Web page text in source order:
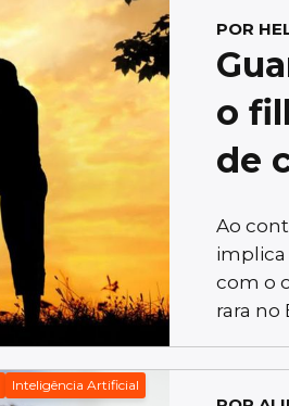
POR
o
de
Ao
implica
com o
rara no
Inteligência Artificial